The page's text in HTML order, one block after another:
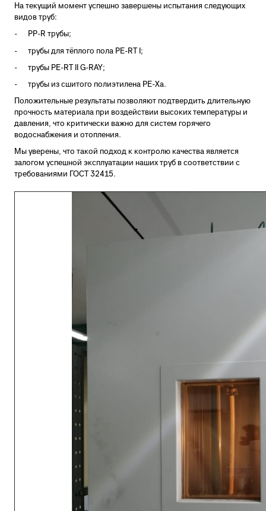
На текущий момент успешно завершены испытания следующих
видов труб:
- PP-R трубы;
- трубы для тёплого пола PE-RT I;
- трубы PE-RT II G-RAY;
- трубы из сшитого полиэтилена PE-Xa.
Положительные результаты позволяют подтвердить длительную
прочность материала при воздействии высоких температуры и
давления, что критически важно для систем горячего
водоснабжения и отопления.
Мы уверены, что такой подход к контролю качества является
залогом успешной эксплуатации наших труб в соответствии с
требованиями ГОСТ 32415.